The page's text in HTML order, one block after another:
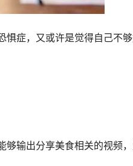
症，又或许是觉得自己不够
输出分享美食相关的视频